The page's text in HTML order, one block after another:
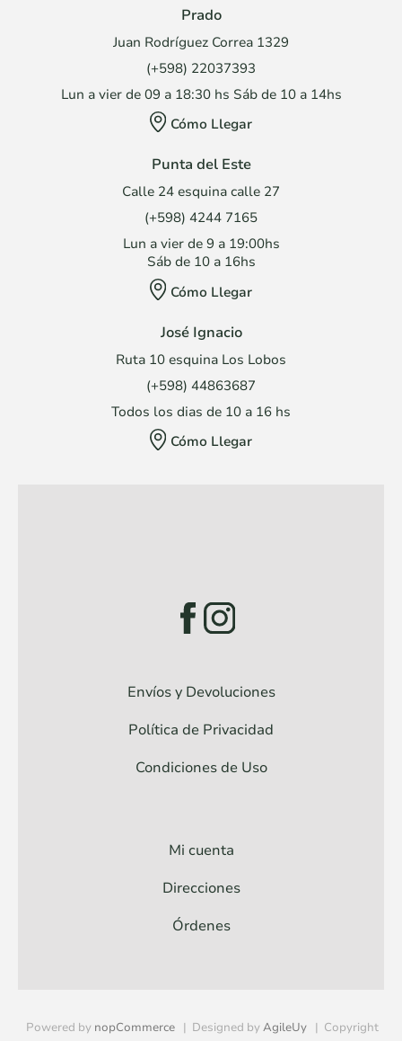
Prado
Juan Rodríguez Correa 1329
(+598) 22037393
Lun a vier de 09 a 18:30 hs Sáb de 10 a 14hs
Cómo Llegar
Punta del Este
Calle 24 esquina calle 27
(+598) 4244 7165
Lun a vier de 9 a 19:00hs
Sáb de 10 a 16hs
Cómo Llegar
José Ignacio
Ruta 10 esquina Los Lobos
(+598) 44863687
Todos los dias de 10 a 16 hs
Cómo Llegar
Envíos y Devoluciones
Política de Privacidad
Condiciones de Uso
Mi cuenta
Direcciones
Órdenes
Powered by nopCommerce Designed byAgileUy
Copyright